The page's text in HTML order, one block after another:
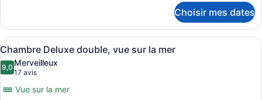
Chambre
Standard
double
Choisir mes dates
Afficher
toutes
les
photos
pour
Une chambre d’hôtel moderne
5
Chambre Deluxe double, vue sur la mer
9,09,0 sur 10
Merveilleux
17 avis
(17 avis)
Vue sur la mer